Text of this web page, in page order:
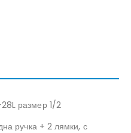
размер 1/2
ручка + 2 лямки, с